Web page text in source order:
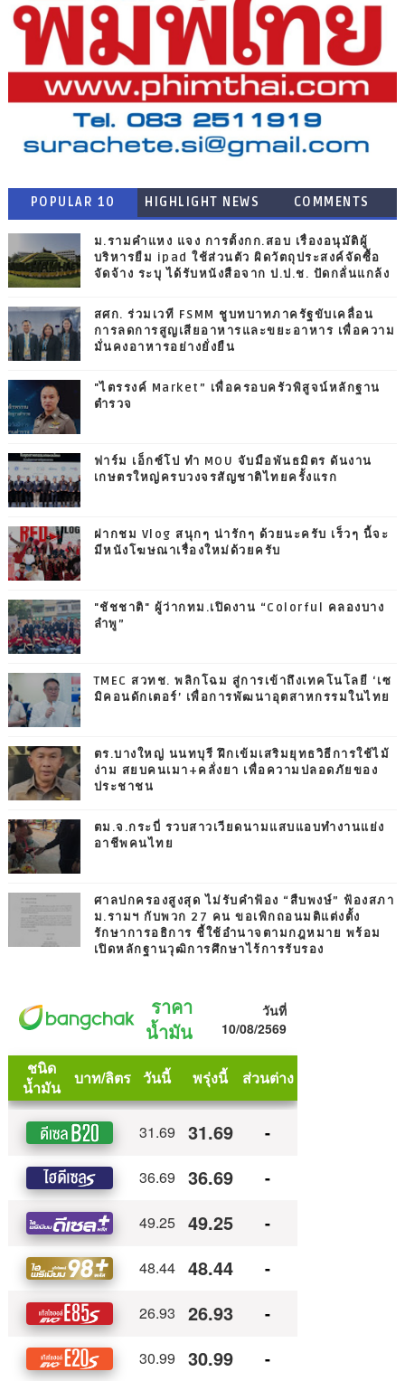
POPULAR 10 HIGHLIGHT NEWS COMMENTS
ม.รามคำแหง แจง การตั้งกก.สอบ เรื่องอนุมัติผู้
บริหารยืม ipad ใช้ส่วนตัว ผิดวัตถุประสงค์จัดซื้อ
จัดจ้าง ระบุ ได้รับหนังสือจาก ป.ป.ช. ปัดกลั่นแกล้ง
สศก. ร่วมเวที FSMM ชูบทบาทภาครัฐขับเคลื่อน
การลดการสูญเสียอาหารและขยะอาหาร เพื่อความ
มั่นคงอาหารอย่างยั่งยืน
"ไตรรงค์ Market” เพื่อครอบครัวพิสูจน์หลักฐาน
ตำรวจ
ฟาร์ม เอ็กซ์โป ทำ MOU จับมือพันธมิตร ดันงาน
เกษตรใหญ่ครบวงจรสัญชาติไทยครั้งแรก
ฝากชม Vlog สนุกๆ น่ารักๆ ด้วยนะครับ เร็วๆ นี้จะ
มีหนังโฆษณาเรื่องใหม่ด้วยครับ
"ชัชชาติ" ผู้ว่ากทม.เปิดงาน “Colorful คลองบาง
ลำพู”
TMEC สวทช. พลิกโฉม สู่การเข้าถึงเทคโนโลยี ‘เซ
มิคอนดักเตอร์’ เพื่อการพัฒนาอุตสาหกรรมในไทย
ตร.บางใหญ่ นนทบุรี ฝึกเข้มเสริมยุทธวิธีการใช้ไม้
ง่าม สยบคนเมา+คลั่งยา เพื่อความปลอดภัยของ
ประชาชน
ตม.จ.กระบี่ รวบสาวเวียดนามแสบแอบทำงานแย่ง
อาชีพคนไทย
ศาลปกครองสูงสุด ไม่รับคำฟ้อง “สืบพงษ์” ฟ้องสภา
ม.รามฯ กับพวก 27 คน ขอเพิกถอนมติแต่งตั้ง
รักษาการอธิการ ชี้ใช้อำนาจตามกฎหมาย พร้อม
เปิดหลักฐานวุฒิการศึกษาไร้การรับรอง